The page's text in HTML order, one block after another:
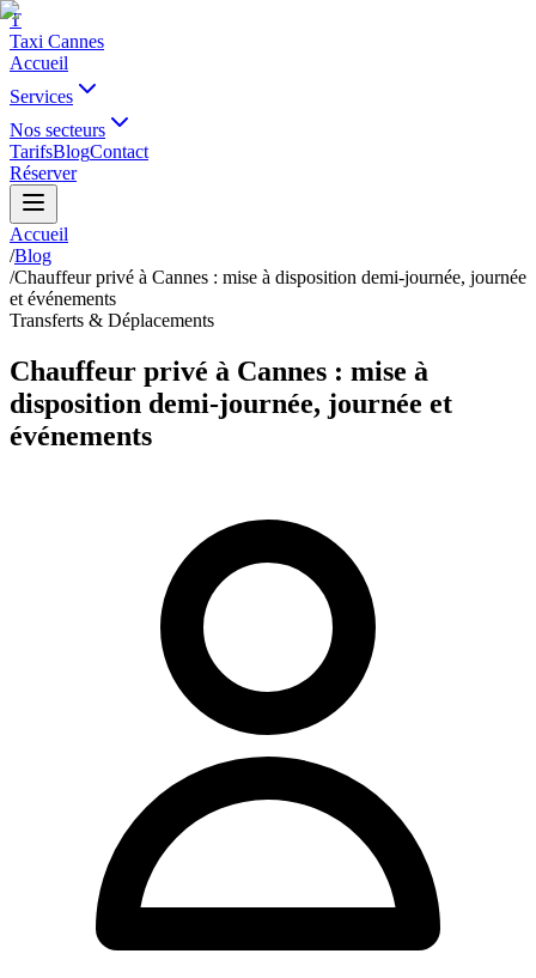
T
Taxi Cannes
Accueil
Services
Nos secteurs
TarifsBlogContact
Réserver
Accueil
/Blog
/Chauffeur privé à Cannes : mise à disposition demi-journée, journée
et événements
Transferts & Déplacements
Chauffeur privé à Cannes : mise à
disposition demi-journée, journée et
événements